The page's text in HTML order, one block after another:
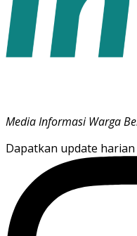
Media Informasi Warga
Dapatkan update harian